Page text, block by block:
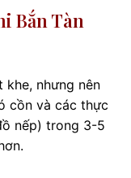
Bắn Tàn
khe, nhưng nên
cồn và các thực
nếp) trong 3-5